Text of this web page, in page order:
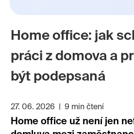
Home office: jak
práci z domova a
být podepsaná
27. 06. 2026 9 min čtení
Home office už není jen